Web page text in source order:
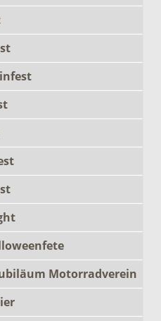
Motorradverein